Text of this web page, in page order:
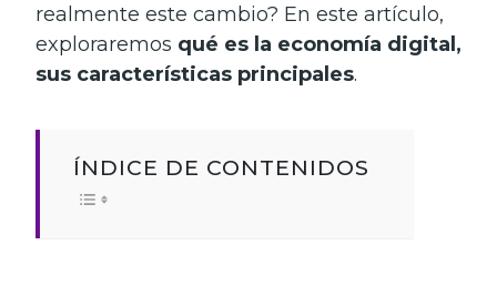
realmente este cambio? En este artículo,
exploraremos qué es la economía digital,
sus características principales.
ÍNDICE DE CONTENIDOS